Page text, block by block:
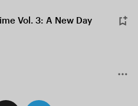
Vol. 3: A New Day